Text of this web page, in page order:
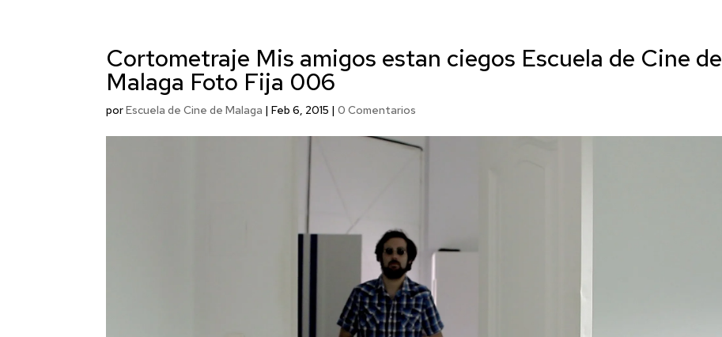
Cortometraje Mis amigos estan ciegos Escuela de Cine de
Malaga Foto Fija 006
porEscuela de Cine de Malaga |Feb 6, 2015 |0 Comentarios